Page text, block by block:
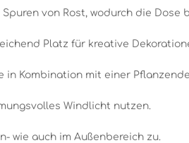
von Rost, wodurch die Dose
Platz für kreative
Kombination mit einer
Windlicht nutzen.
wie auch im Außenbereich zu.